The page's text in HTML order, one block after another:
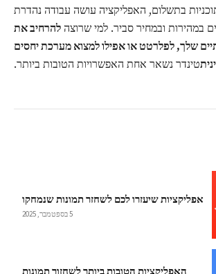
בתשלום, האפליקציה עושה עבודה נהדרת
במהירות ובמחיר סביר. למי שרוצה להרחיב את
שלך, לפלרטט או אפילו למצוא מערכת יחסים
טינדר נשאר אחת האפשרויות הטובות ביותר.
אפליקציות שיעזרו לכם לשחזר תמונות שנמחקו
5 בספטמבר, 2025
האפליקציות הטובות ביותר לשחזור תמונות